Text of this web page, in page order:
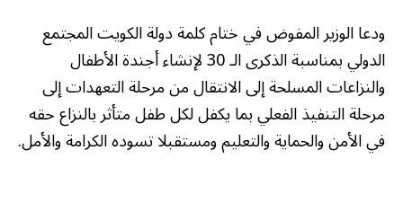
ودعا الوزير المفوض في ختام كلمة دولة الكويت المجتمع
الدولي بمناسبة الذكرى الـ 30 لإنشاء أجندة الأطفال
والنزاعات المسلحة إلى الانتقال من مرحلة التعهدات إلى
مرحلة التنفيذ الفعلي بما يكفل لكل طفل متأثر بالنزاع حقه
في الأمن والحماية والتعليم ومستقبلا تسوده الكرامة والأمل.